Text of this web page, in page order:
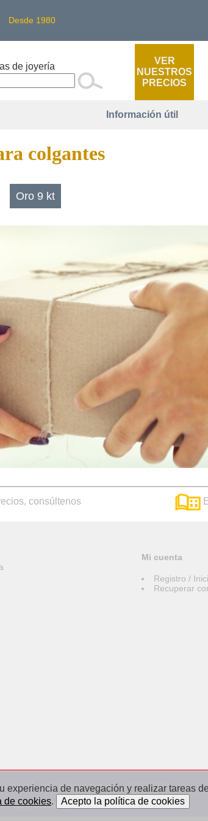
Desde 1980
de joyería
VER
NUESTROS
PRECIOS
Información útil
colgantes
Oro 9 kt
consúltenos
Mi cuenta
Registro /
Recuperar
02 07 · info@orobase.es · 2004/2026
appretsdebijoux.fr
experiencia de navegación y realizar tareas
de cookies.